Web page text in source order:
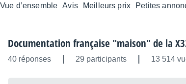
Vue d’ensemble Avis Meilleurs prix Petites
Documentation française "maison" de la
40 réponses 29 participants 13 514